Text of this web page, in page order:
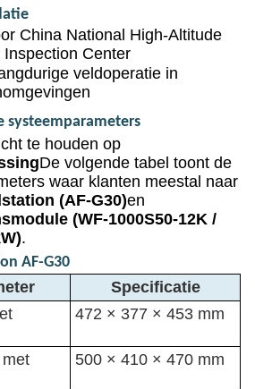
China National High-Altitude
Center
veldoperatie in
systeemparameters
te houden op
De volgende tabel toont de
waar klanten meestal naar
(AF-G30)en
(WF-1000S50-12K /
.
AF-G30
Specificatie
472 × 377 × 453 mm
500 × 410 × 470 mm